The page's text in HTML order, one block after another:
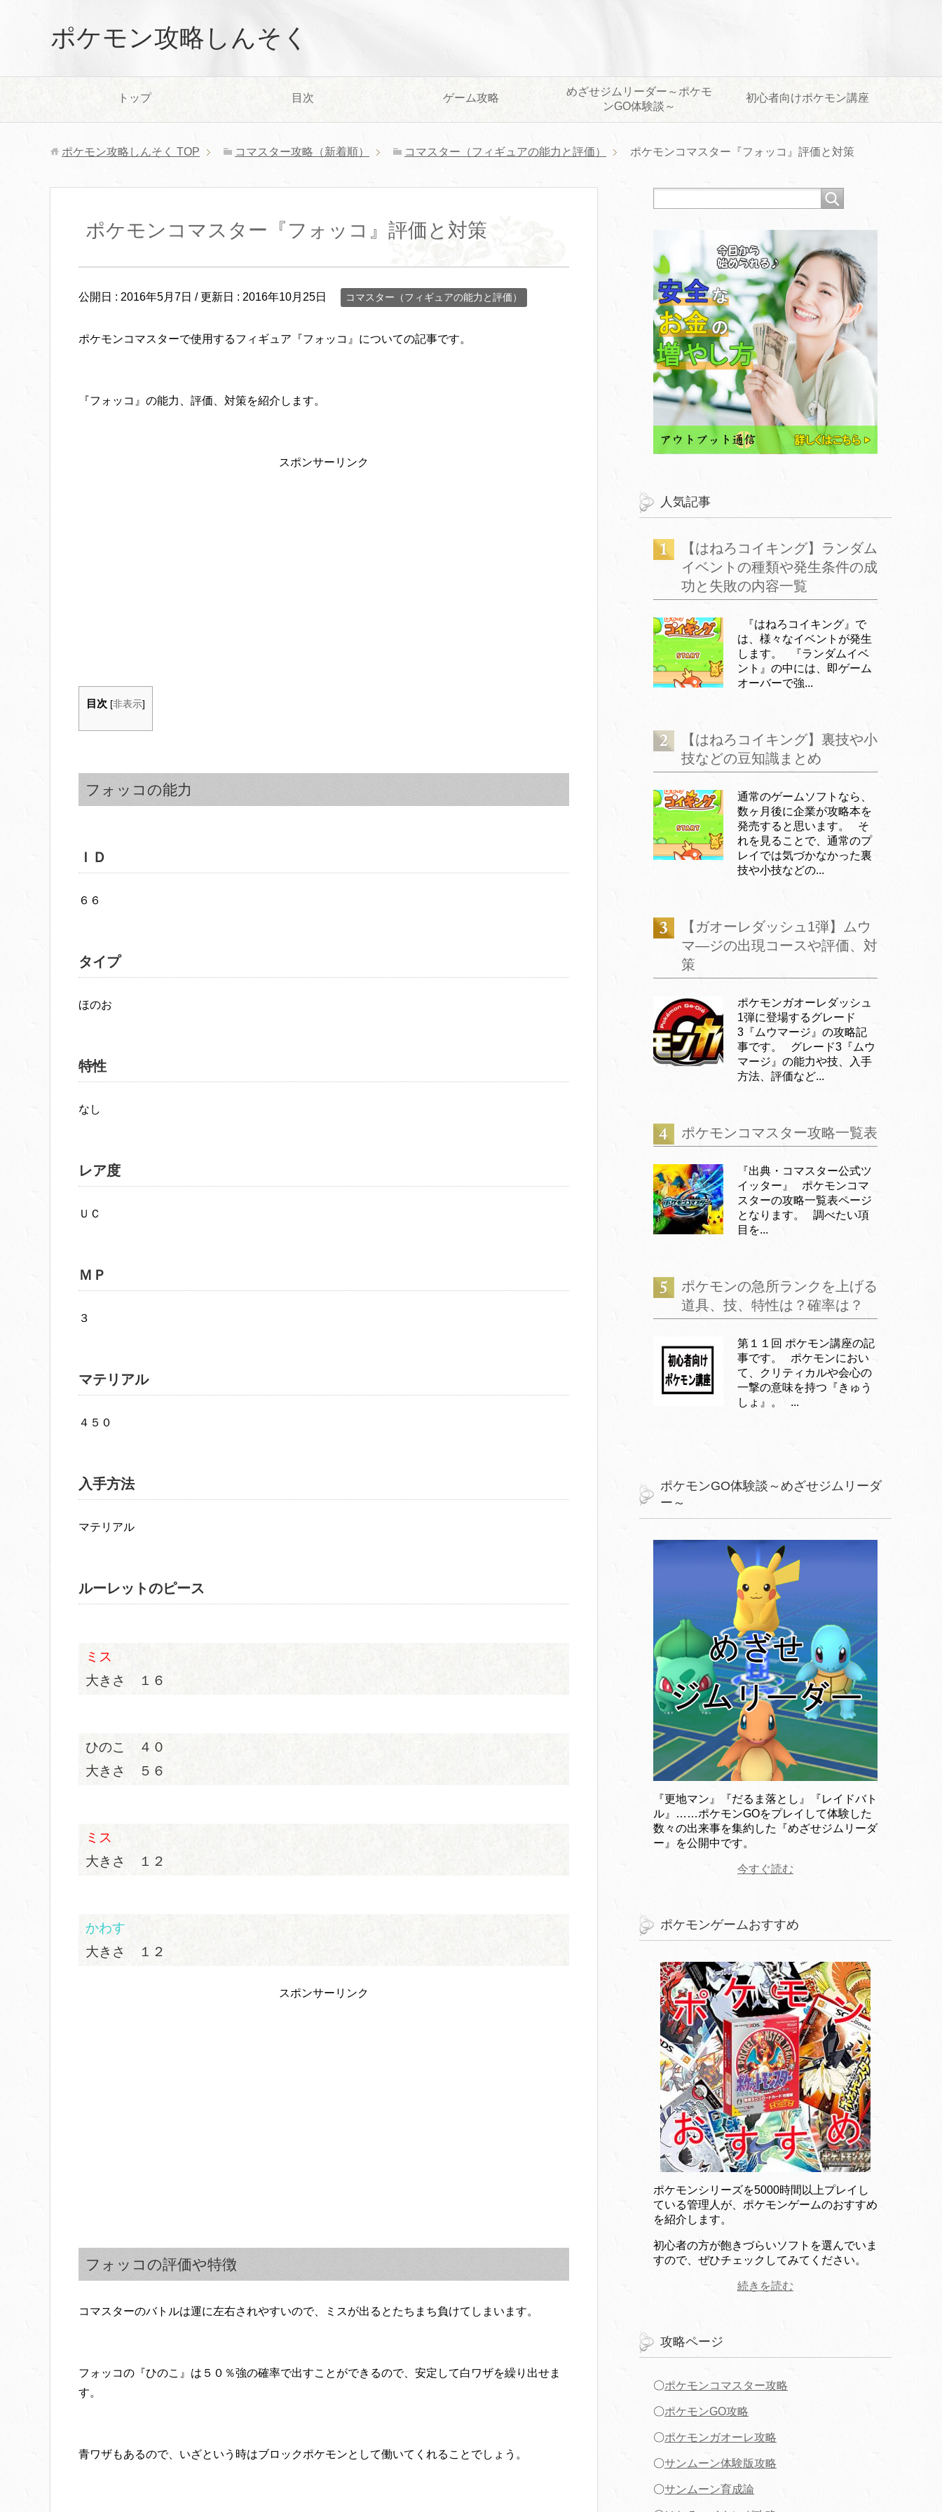
ポケモン攻略しんそく
トップ 目次 ゲーム攻略
めざせジムリーダー～ポケモ
ンGO体験談～
初心者向けポケモン講座
ポケモン攻略しんそく TOP コマスター攻略（新着順） コマスター（フィギュアの能力と評価） ポケモンコマスター『フォッコ』評価と対策
ポケモンコマスター『フォッコ』評価と対策
公開日 : 2016年5月7日 / 更新日 : 2016年10月25日 コマスター（フィギュアの能力と評価）
ポケモンコマスターで使用するフィギュア『フォッコ』についての記事です。
『フォッコ』の能力、評価、対策を紹介します。
スポンサーリンク
目次 [非表示]
フォッコの能力
ＩＤ
６６
タイプ
ほのお
特性
なし
レア度
ＵＣ
ＭＰ
３
マテリアル
４５０
入手方法
マテリアル
ルーレットのピース
ミス
大きさ １６
ひのこ ４０
大きさ ５６
ミス
大きさ １２
かわす
大きさ １２
スポンサーリンク
フォッコの評価や特徴
コマスターのバトルは運に左右されやすいので、ミスが出るとたちまち負けてしまいます。
フォッコの『ひのこ』は５０％強の確率で出すことができるので、安定して白ワザを繰り出せま
す。
青ワザもあるので、いざという時はブロックポケモンとして働いてくれることでしょう。
人気記事
【はねろコイキング】ランダム
イベントの種類や発生条件の成
功と失敗の内容一覧
『はねろコイキング』で
は、様々なイベントが発生
します。 『ランダムイベ
ント』の中には、即ゲーム
オーバーで強...
【はねろコイキング】裏技や小
技などの豆知識まとめ
通常のゲームソフトなら、
数ヶ月後に企業が攻略本を
発売すると思います。 そ
れを見ることで、通常のプ
レイでは気づかなかった裏
技や小技などの...
【ガオーレダッシュ1弾】ムウ
マ―ジの出現コースや評価、対
策
ポケモンガオーレダッシュ
1弾に登場するグレード
3『ムウマージ』の攻略記
事です。 グレード3『ムウ
マージ』の能力や技、入手
方法、評価など...
ポケモンコマスター攻略一覧表
『出典・コマスター公式ツ
イッター』 ポケモンコマ
スターの攻略一覧表ページ
となります。 調べたい項
目を...
ポケモンの急所ランクを上げる
道具、技、特性は？確率は？
第１１回 ポケモン講座の記
事です。 ポケモンにおい
て、クリティカルや会心の
一撃の意味を持つ『きゅう
しょ』。 ...
ポケモンGO体験談～めざせジムリーダ
ー～
『更地マン』『だるま落とし』『レイドバト
ル』……ポケモンGOをプレイして体験した
数々の出来事を集約した『めざせジムリーダ
ー』を公開中です。
今すぐ読む
ポケモンゲームおすすめ
ポケモンシリーズを5000時間以上プレイし
ている管理人が、ポケモンゲームのおすすめ
を紹介します。
初心者の方が飽きづらいソフトを選んでいま
すので、ぜひチェックしてみてください。
続きを読む
攻略ページ
〇ポケモンコマスター攻略
〇ポケモンGO攻略
〇ポケモンガオーレ攻略
〇サンムーン体験版攻略
〇サンムーン育成論